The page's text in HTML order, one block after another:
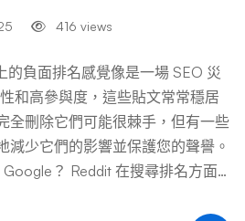
謗問題的第一步是徹底記錄侵權
言的截圖，確保捕捉到完整的內
貼文標題、發文者的使用者名稱
貼文的 URL …
416 views
的負面排名感覺像是一場 SEO 災
和高參與度，這些貼文常常穩居
全刪除它們可能很棘手，但有一些
減少它們的影響並保護您的聲譽。
？ Reddit 在搜尋排名方面